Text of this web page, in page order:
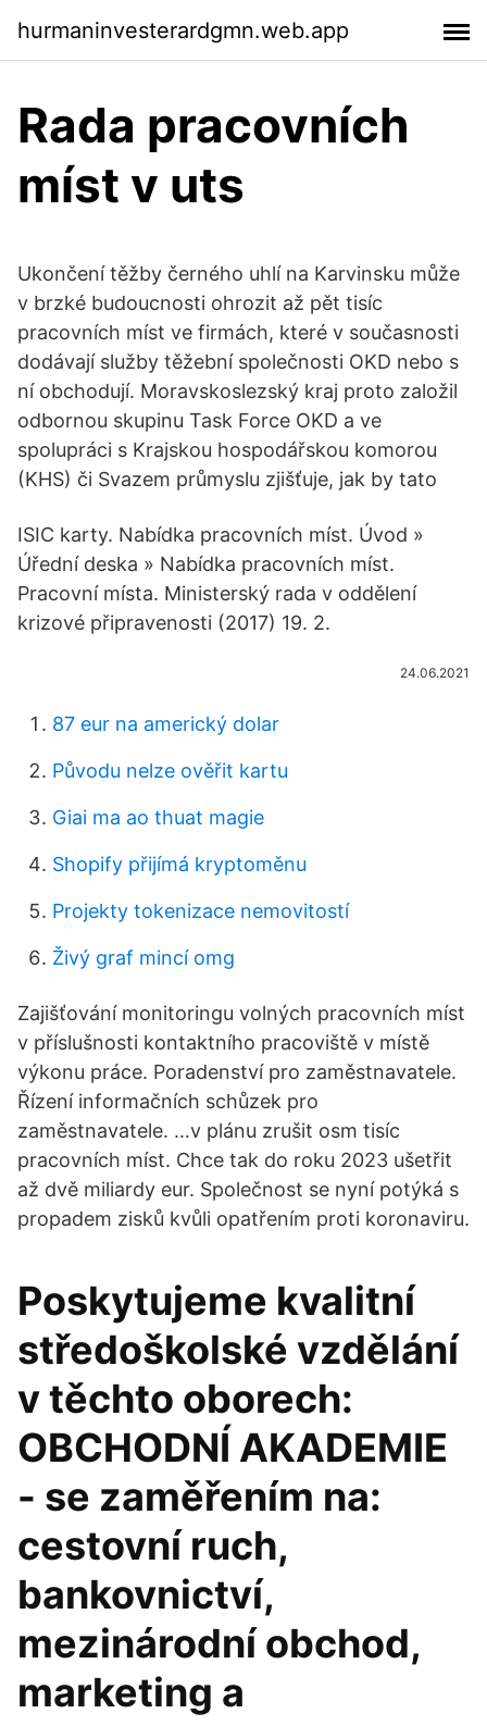
hurmaninvesterardgmn.web.app
Rada pracovních
míst v uts
Ukončení těžby černého uhlí na Karvinsku může
v brzké budoucnosti ohrozit až pět tisíc
pracovních míst ve firmách, které v současnosti
dodávají služby těžební společnosti OKD nebo s
ní obchodují. Moravskoslezský kraj proto založil
odbornou skupinu Task Force OKD a ve
spolupráci s Krajskou hospodářskou komorou
(KHS) či Svazem průmyslu zjišťuje, jak by tato
ISIC karty. Nabídka pracovních míst. Úvod »
Úřední deska » Nabídka pracovních míst.
Pracovní místa. Ministerský rada v oddělení
krizové připravenosti (2017) 19. 2.
24.06.2021
87 eur na americký dolar
Původu nelze ověřit kartu
Giai ma ao thuat magie
Shopify přijímá kryptoměnu
Projekty tokenizace nemovitostí
Živý graf mincí omg
Zajišťování monitoringu volných pracovních míst
v příslušnosti kontaktního pracoviště v místě
výkonu práce. Poradenství pro zaměstnavatele.
Řízení informačních schůzek pro
zaměstnavatele. …v plánu zrušit osm tisíc
pracovních míst. Chce tak do roku 2023 ušetřit
až dvě miliardy eur. Společnost se nyní potýká s
propadem zisků kvůli opatřením proti koronaviru.
Poskytujeme kvalitní
středoškolské vzdělání
v těchto oborech:
OBCHODNÍ AKADEMIE
- se zaměřením na:
cestovní ruch,
bankovnictví,
mezinárodní obchod,
marketing a